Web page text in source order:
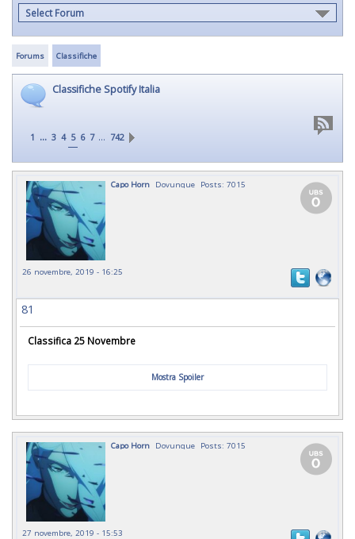
Select Forum
Forums Classifiche
Classifiche Spotify Italia
1 ... 3 4 5 6 7 … 742
Capo Horn Dovunque Posts: 7015
26 novembre, 2019 - 16:25
81
Classifica 25 Novembre
Mostra Spoiler
Capo Horn Dovunque Posts: 7015
27 novembre, 2019 - 15:53